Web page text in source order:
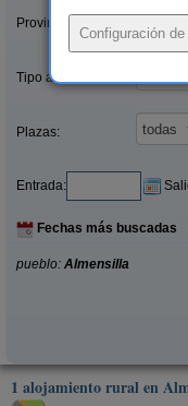
Provincias/Islas:
Tipo alquiler:
Plazas:
Entrada:
Fechas más buscadas
pueblo: Almensilla
1 alojamiento rural en